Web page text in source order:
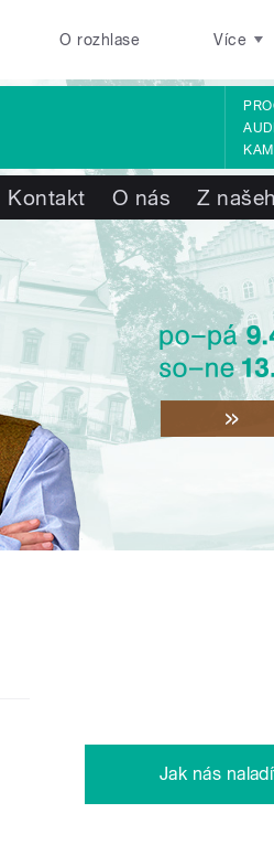
O rozhlase Více
Kontakt O nás Z
Jak nás